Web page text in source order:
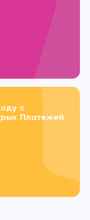
с
Платежей